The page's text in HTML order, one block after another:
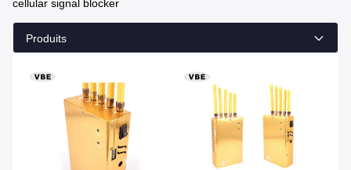
Match 84
Produits
cellular signal blocker
Produits